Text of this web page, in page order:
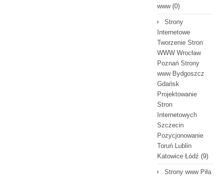
www(0)
Strony
Internetowe
Tworzenie Stron
WWW Wrocław
Poznań Strony
www Bydgoszcz
Gdańsk
Projektowanie
Stron
Internetowych
Szczecin
Pozycjonowanie
Toruń Lublin
Katowice Łódź (9)
Strony www Piła